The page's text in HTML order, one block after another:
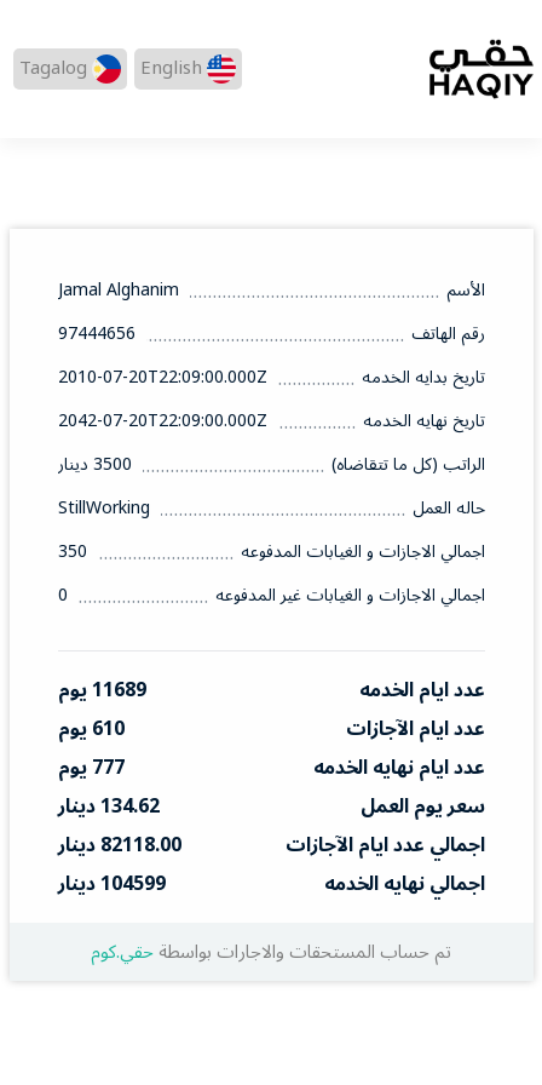
English
Tagalog
الأسم
Jamal Alghanim
رقم الهاتف
97444656
تاريخ بدايه الخدمه
2010-07-20T22:09:00.000Z
تاريخ نهايه الخدمه
2042-07-20T22:09:00.000Z
الراتب (كل ما تتقاضاه)
3500 دينار
حاله العمل
StillWorking
اجمالي الاجازات و الغيابات المدفوعه
350
اجمالي الاجازات و الغيابات غير المدفوعه
0
عدد ايام الخدمه
11689 يوم
عدد ايام الآجازات
610 يوم
عدد ايام نهايه الخدمه
777 يوم
سعر يوم العمل
134.62 دينار
اجمالي عدد ايام الآجازات
82118.00 دينار
اجمالي نهايه الخدمه
104599 دينار
تم حساب المستحقات والاجارات بواسطةحقي.كوم